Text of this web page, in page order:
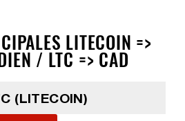
LITECOIN =>
/ LTC => CAD
(LITECOIN)